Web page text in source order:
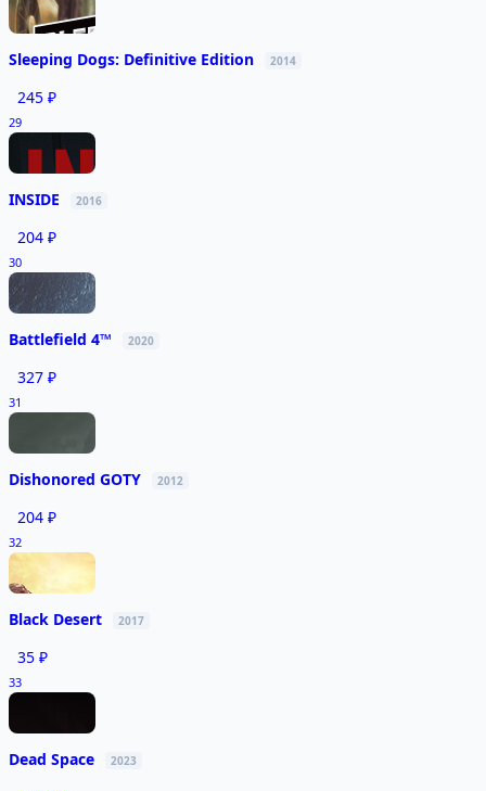
Sleeping Dogs: Definitive Edition 2014
245 ₽
29
INSIDE 2016
204 ₽
30
Battlefield 4™ 2020
327 ₽
31
Dishonored GOTY 2012
204 ₽
32
Black Desert 2017
35 ₽
33
Dead Space 2023